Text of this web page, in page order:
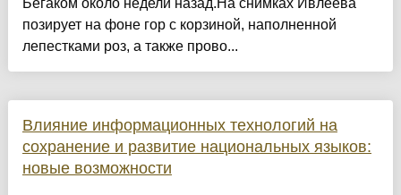
Бегаком около недели назад.На снимках Ивлеева
позирует на фоне гор с корзиной, наполненной
лепестками роз, а также прово...
Влияние информационных технологий на
сохранение и развитие национальных языков:
новые возможности